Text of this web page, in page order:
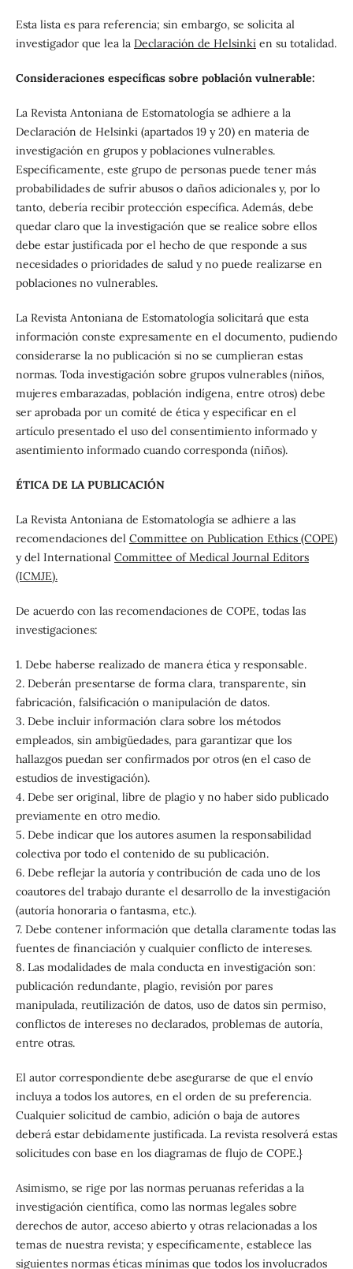
Esta lista es para referencia; sin embargo, se solicita al
investigador que lea la Declaración de Helsinkien su totalidad.
Consideraciones específicas sobre población vulnerable:
La Revista Antoniana de Estomatología se adhiere a la
Declaración de Helsinki (apartados 19 y 20) en materia de
investigación en grupos y poblaciones vulnerables.
Específicamente, este grupo de personas puede tener más
probabilidades de sufrir abusos o daños adicionales y, por lo
tanto, debería recibir protección específica. Además, debe
quedar claro que la investigación que se realice sobre ellos
debe estar justificada por el hecho de que responde a sus
necesidades o prioridades de salud y no puede realizarse en
poblaciones no vulnerables.
La Revista Antoniana de Estomatología solicitará que esta
información conste expresamente en el documento, pudiendo
considerarse la no publicación si no se cumplieran estas
normas. Toda investigación sobre grupos vulnerables (niños,
mujeres embarazadas, población indígena, entre otros) debe
ser aprobada por un comité de ética y especificar en el
artículo presentado el uso del consentimiento informado y
asentimiento informado cuando corresponda (niños).
ÉTICA DE LA PUBLICACIÓN
La Revista Antoniana de Estomatología se adhiere a las
recomendaciones del Committee on Publication Ethics (COPE)
y del International Committee of Medical Journal Editors
(ICMJE).
De acuerdo con las recomendaciones de COPE, todas las
investigaciones:
1. Debe haberse realizado de manera ética y responsable.
2. Deberán presentarse de forma clara, transparente, sin
fabricación, falsificación o manipulación de datos.
3. Debe incluir información clara sobre los métodos
empleados, sin ambigüedades, para garantizar que los
hallazgos puedan ser confirmados por otros (en el caso de
estudios de investigación).
4. Debe ser original, libre de plagio y no haber sido publicado
previamente en otro medio.
5. Debe indicar que los autores asumen la responsabilidad
colectiva por todo el contenido de su publicación.
6. Debe reflejar la autoría y contribución de cada uno de los
coautores del trabajo durante el desarrollo de la investigación
(autoría honoraria o fantasma, etc.).
7. Debe contener información que detalla claramente todas las
fuentes de financiación y cualquier conflicto de intereses.
8. Las modalidades de mala conducta en investigación son:
publicación redundante, plagio, revisión por pares
manipulada, reutilización de datos, uso de datos sin permiso,
conflictos de intereses no declarados, problemas de autoría,
entre otras.
El autor correspondiente debe asegurarse de que el envío
incluya a todos los autores, en el orden de su preferencia.
Cualquier solicitud de cambio, adición o baja de autores
deberá estar debidamente justificada. La revista resolverá estas
solicitudes con base en los diagramas de flujo de COPE.}
Asimismo, se rige por las normas peruanas referidas a la
investigación científica, como las normas legales sobre
derechos de autor, acceso abierto y otras relacionadas a los
temas de nuestra revista; y específicamente, establece las
siguientes normas éticas mínimas que todos los involucrados